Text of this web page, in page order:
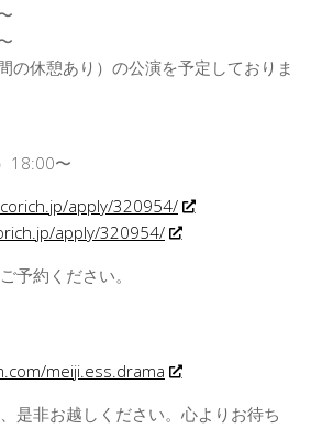
の休憩あり）の公演を予定しておりま
18:00〜
apply/320954/
apply/320954/
予約ください。
meiji.ess.drama
是非お越しください。心よりお待ち